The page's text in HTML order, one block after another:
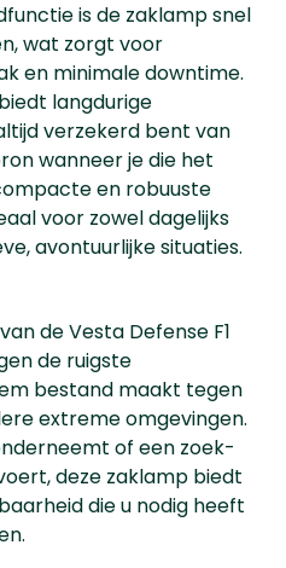
is de zaklamp snel
wat zorgt voor
en minimale downtime.
langdurige
verzekerd bent van
wanneer je die het
en robuuste
voor zowel dagelijks
avontuurlijke situaties.
de Vesta Defense F1
de ruigste
bestand maakt tegen
extreme omgevingen.
of een zoek-
deze zaklamp biedt
die u nodig heeft